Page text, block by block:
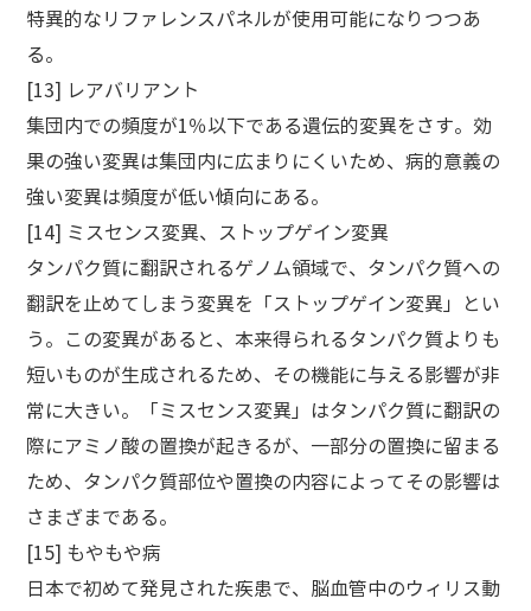
特異的なリファレンスパネルが使用可能になりつつあ
る。
[13] レアバリアント
集団内での頻度が1％以下である遺伝的変異をさす。効
果の強い変異は集団内に広まりにくいため、病的意義の
強い変異は頻度が低い傾向にある。
[14] ミスセンス変異、ストップゲイン変異
タンパク質に翻訳されるゲノム領域で、タンパク質への
翻訳を止めてしまう変異を「ストップゲイン変異」とい
う。この変異があると、本来得られるタンパク質よりも
短いものが生成されるため、その機能に与える影響が非
常に大きい。「ミスセンス変異」はタンパク質に翻訳の
際にアミノ酸の置換が起きるが、一部分の置換に留まる
ため、タンパク質部位や置換の内容によってその影響は
さまざまである。
[15] もやもや病
日本で初めて発見された疾患で、脳血管中のウィリス動